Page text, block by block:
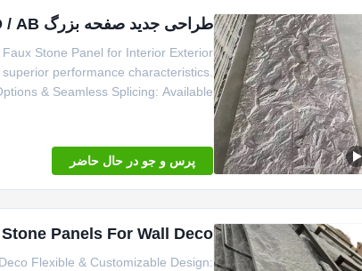
طراحی جدید صفحه بزرگ ABCD / AB رگ های پیوسته پانل های دیواری سنگ PU
Stone Panel for Interior Exterior
performance characteristics.
& Seamless Splicing: Available ...
پرس و جو در حال حاضر
Panels For Wall Deco
Flexible & Customizable Design: